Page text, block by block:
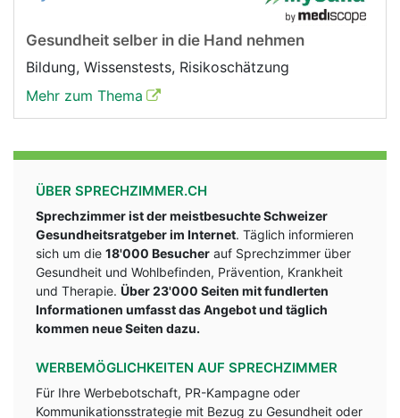
Gesundheit selber in die Hand nehmen
Bildung, Wissenstests, Risikoschätzung
Mehr zum Thema
ÜBER SPRECHZIMMER.CH
Sprechzimmer ist der meistbesuchte Schweizer
Gesundheitsratgeber im Internet. Täglich informieren
sich um die 18'000 Besucher auf Sprechzimmer über
Gesundheit und Wohlbefinden, Prävention, Krankheit
und Therapie. Über 23'000 Seiten mit fundlerten
Informationen umfasst das Angebot und täglich
kommen neue Seiten dazu.
WERBEMÖGLICHKEITEN AUF SPRECHZIMMER
Für Ihre Werbebotschaft, PR-Kampagne oder
Kommunikationsstrategie mit Bezug zu Gesundheit oder